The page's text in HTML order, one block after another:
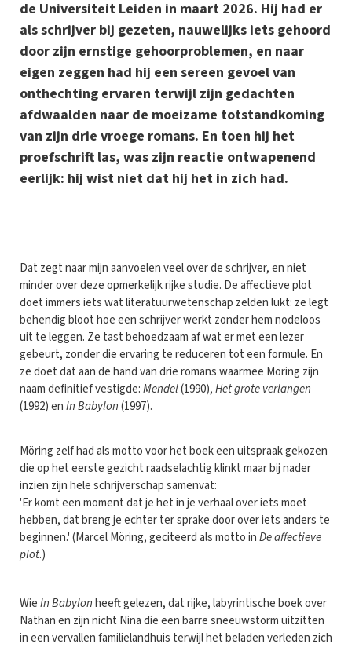
de Universiteit Leiden in maart 2026. Hij had er
als schrijver bij gezeten, nauwelijks iets gehoord
door zijn ernstige gehoorproblemen, en naar
eigen zeggen had hij een sereen gevoel van
onthechting ervaren terwijl zijn gedachten
afdwaalden naar de moeizame totstandkoming
van zijn drie vroege romans. En toen hij het
proefschrift las, was zijn reactie ontwapenend
eerlijk: hij wist niet dat hij het in zich had.
Dat zegt naar mijn aanvoelen veel over de schrijver, en niet
minder over deze opmerkelijk rijke studie. De affectieve plot
doet immers iets wat literatuurwetenschap zelden lukt: ze legt
behendig bloot hoe een schrijver werkt zonder hem nodeloos
uit te leggen. Ze tast behoedzaam af wat er met een lezer
gebeurt, zonder die ervaring te reduceren tot een formule. En
ze doet dat aan de hand van drie romans waarmee Möring zijn
naam definitief vestigde:Mendel(1990),Het grote verlangen
(1992) enIn Babylon(1997).
Möring zelf had als motto voor het boek een uitspraak gekozen
die op het eerste gezicht raadselachtig klinkt maar bij nader
inzien zijn hele schrijverschap samenvat:
'Er komt een moment dat je het in je verhaal over iets moet
hebben, dat breng je echter ter sprake door over iets anders te
beginnen.' (Marcel Möring, geciteerd als motto inDe affectieve
plot.)
WieIn Babylonheeft gelezen, dat rijke, labyrintische boek over
Nathan en zijn nicht Nina die een barre sneeuwstorm uitzitten
in een vervallen familielandhuis terwijl het beladen verleden zich